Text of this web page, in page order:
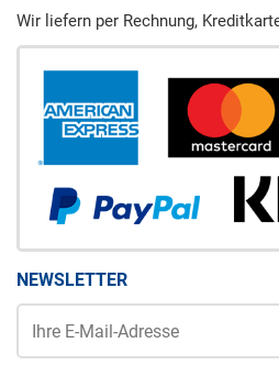
Wir liefern per Rechnung,
NEWSLETTER